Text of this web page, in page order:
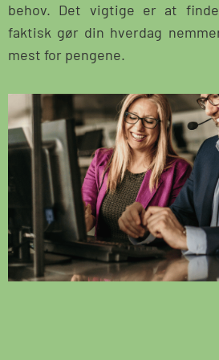
behov. Det vigtige er at
faktisk gør din hverdag
mest for pengene.